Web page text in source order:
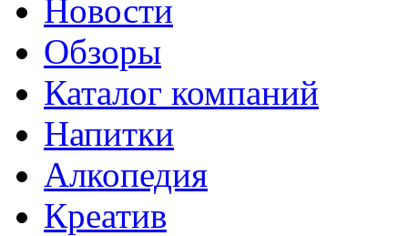
Новости
Обзоры
Каталог компаний
Напитки
Алкопедия
Креатив